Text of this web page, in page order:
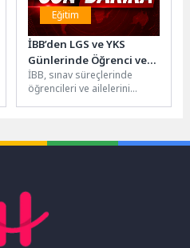
Eğitim
İBB’den LGS ve YKS
Günlerinde Öğrenci ve
Ailelerine Kumanya
Desteği
İBB, sınav süreçlerinde
öğrencileri ve ailelerini
sınav merkezleri...